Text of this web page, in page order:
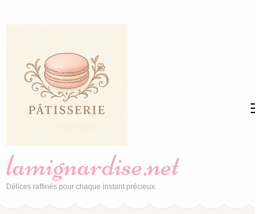
(Pressez
Entrée)
lamignardise.net
Délices raffinés pour chaque instant précieux.